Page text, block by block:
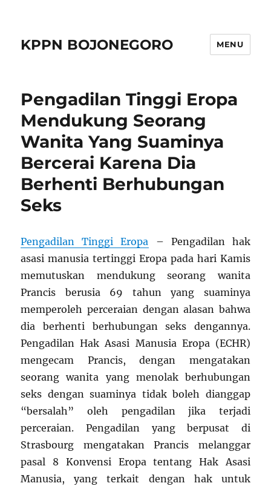
KPPN BOJONEGORO MENU
Pengadilan Tinggi Eropa
Mendukung Seorang
Wanita Yang Suaminya
Bercerai Karena Dia
Berhenti Berhubungan
Seks
Pengadilan Tinggi Eropa – Pengadilan hak
asasi manusia tertinggi Eropa pada hari Kamis
memutuskan mendukung seorang wanita
Prancis berusia 69 tahun yang suaminya
memperoleh perceraian dengan alasan bahwa
dia berhenti berhubungan seks dengannya.
Pengadilan Hak Asasi Manusia Eropa (ECHR)
mengecam Prancis, dengan mengatakan
seorang wanita yang menolak berhubungan
seks dengan suaminya tidak boleh dianggap
“bersalah” oleh pengadilan jika terjadi
perceraian. Pengadilan yang berpusat di
Strasbourg mengatakan Prancis melanggar
pasal 8 Konvensi Eropa tentang Hak Asasi
Manusia, yang terkait dengan hak untuk